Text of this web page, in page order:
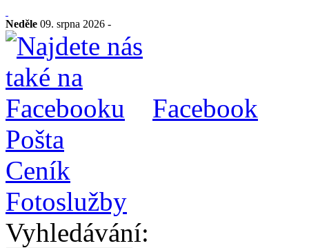
Neděle 09. srpna 2026 -
Facebook
Pošta
Ceník
Fotoslužby
Vyhledávání: